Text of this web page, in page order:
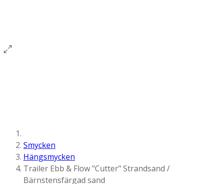
Smycken
Hängsmycken
Trailer Ebb & Flow "Cutter" Strandsand /
Bärnstensfärgad sand